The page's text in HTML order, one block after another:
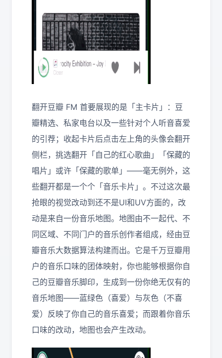
翻开豆瓣 FM 首要展现的是「主卡片」：豆
瓣精选、私家电台以及一些针对个人听音喜爱
的引荐；收起卡片后点击左上角的头像会翻开
侧栏，挑选翻开「自己的红心歌曲」「保藏的
唱片」或许「保藏的歌单」——毫无例外，这
些翻开都是一个个「音乐卡片」。不过这次最
抢眼的视觉改动到还不是UI和UV方面的，改
动是来自一份音乐地图。地图由不一起代、不
同区域、不同门户的音乐创作者组成，经由豆
瓣音乐大数据算法构建而出。它是千万豆瓣用
户的音乐口味的团体映射，你也能够根据你自
己的豆瓣音乐脚印，生成到一份你绝无仅有的
音乐地图——蓝绿色（喜爱）与灰色（不喜
爱）反映了你自己的音乐喜爱；而跟着你音乐
口味的改动，地图也会产生改动。